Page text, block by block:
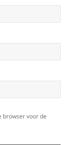
browser voor de